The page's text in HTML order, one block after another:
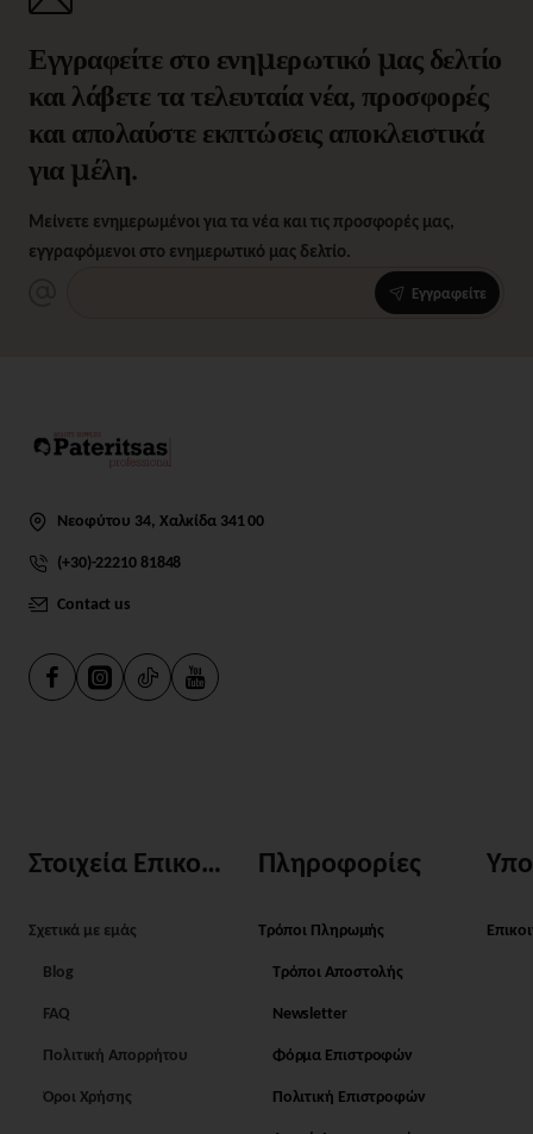
Εγγραφείτε στο ενημερωτικό μας δελτίο
και λάβετε τα τελευταία νέα, προσφορές
και απολαύστε εκπτώσεις αποκλειστικά
για μέλη.
Μείνετε ενημερωμένοι για τα νέα και τις προσφορές μας,
εγγραφόμενοι στο ενημερωτικό μας δελτίο.
Εγγραφείτε
Νεοφύτου 34, Χαλκίδα 341 00
(+30)-22210 81848
Contact us
Στοιχεία Επικοινωνίας
Σχετικά με εμάς
Blog
FAQ
Πολιτική Απορρήτου
Όροι Χρήσης
Πληροφορίες
Τρόποι Πληρωμής
Τρόποι Αποστολής
Newsletter
Φόρμα Επιστροφών
Πολιτική Επιστροφών